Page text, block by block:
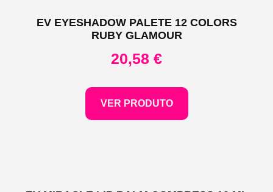
EV EYESHADOW PALETE 12 COLORS
RUBY GLAMOUR
20,58 €
VER PRODUTO